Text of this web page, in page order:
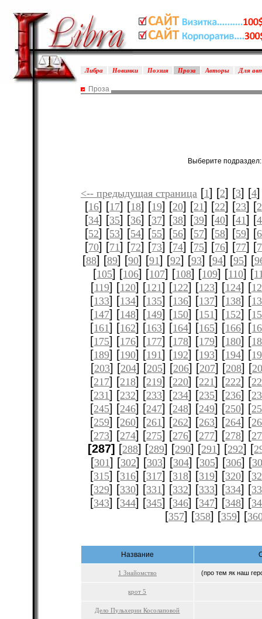
Либра Новинки Поэзия Проза Авторы Для
Проза
Выберите
<-- предыдущая страница [1] [2] [3] [4
[16] [17] [18] [19] [20] [21] [22] [23] [
[34] [35] [36] [37] [38] [39] [40] [41] [
[52] [53] [54] [55] [56] [57] [58] [59] [
[70] [71] [72] [73] [74] [75] [76] [77] [
[88] [89] [90] [91] [92] [93] [94] [95] [
[105] [106] [107] [108] [109] [110] [
[119] [120] [121] [122] [123] [124] [
[133] [134] [135] [136] [137] [138] [
[147] [148] [149] [150] [151] [152] [
[161] [162] [163] [164] [165] [166] [
[175] [176] [177] [178] [179] [180] [
[189] [190] [191] [192] [193] [194] [
[203] [204] [205] [206] [207] [208] [
[217] [218] [219] [220] [221] [222] [
[231] [232] [233] [234] [235] [236] [
[245] [246] [247] [248] [249] [250] [
[259] [260] [261] [262] [263] [264] [
[273] [274] [275] [276] [277] [278] [
[287] [288] [289] [290] [291] [292] [
[301] [302] [303] [304] [305] [306] [
[315] [316] [317] [318] [319] [320] [
[329] [330] [331] [332] [333] [334] [
[343] [344] [345] [346] [347] [348] [
[357] [358] [359] [
Название
1 Знайомство (про тем як наш
крот 5
Дело Пульхерии Косолаповой